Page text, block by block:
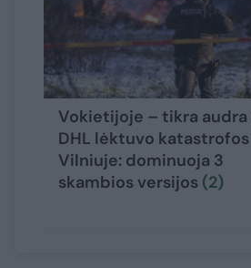
Vokietijoje – tikra audra
DHL lėktuvo katastrofos
Vilniuje: dominuoja 3
skambios versijos (2)